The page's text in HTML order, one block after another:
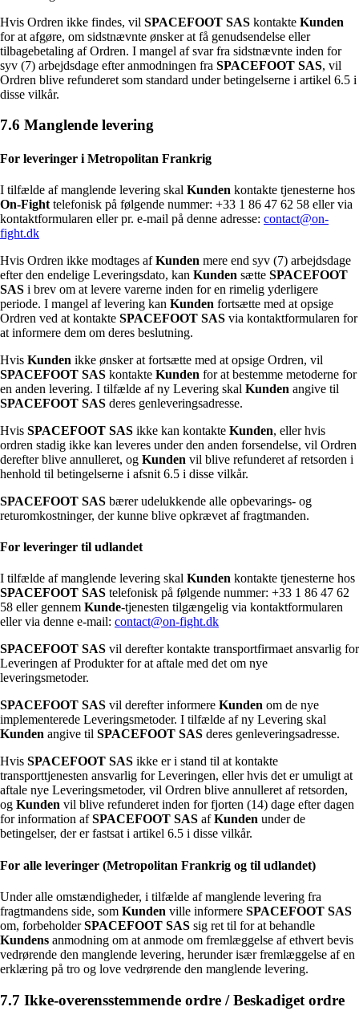
Hvis Ordren ikke findes, vil SPACEFOOT SAS kontakte Kunden
for at afgøre, om sidstnævnte ønsker at få genudsendelse eller
tilbagebetaling af Ordren. I mangel af svar fra sidstnævnte inden for
syv (7) arbejdsdage efter anmodningen fra SPACEFOOT SAS, vil
Ordren blive refunderet som standard under betingelserne i artikel 6.5 i
disse vilkår.
7.6 Manglende levering
For leveringer i Metropolitan Frankrig
I tilfælde af manglende levering skal Kunden kontakte tjenesterne hos
On-Fight telefonisk på følgende nummer: +33 1 86 47 62 58 eller via
kontaktformularen eller pr. e-mail på denne adresse: contact@on-
fight.dk
Hvis Ordren ikke modtages afKunden mere end syv (7) arbejdsdage
efter den endelige Leveringsdato, kan Kunden sætte SPACEFOOT
SAS i brev om at levere varerne inden for en rimelig yderligere
periode. I mangel af levering kan Kunden fortsætte med at opsige
Ordren ved at kontakte SPACEFOOT SAS via kontaktformularen for
at informere dem om deres beslutning.
Hvis Kunden ikke ønsker at fortsætte med at opsige Ordren, vil
SPACEFOOT SAS kontakte Kunden for at bestemme metoderne for
en anden levering. I tilfælde af ny Levering skal Kunden angive til
SPACEFOOT SAS deres genleveringsadresse.
Hvis SPACEFOOT SAS ikke kan kontakte Kunden, eller hvis
ordren stadig ikke kan leveres under den anden forsendelse, vil Ordren
derefter blive annulleret, og Kunden vil blive refunderet af retsorden i
henhold til betingelserne i afsnit 6.5 i disse vilkår.
SPACEFOOT SAS bærer udelukkende alle opbevarings- og
returomkostninger, der kunne blive opkrævet af fragtmanden.
For leveringer til udlandet
I tilfælde af manglende levering skal Kunden kontakte tjenesterne hos
SPACEFOOT SAS telefonisk på følgende nummer: +33 1 86 47 62
58 eller gennem Kunde-tjenesten tilgængelig via kontaktformularen
eller via denne e-mail: contact@on-fight.dk
SPACEFOOT SAS vil derefter kontakte transportfirmaet ansvarlig for
Leveringen af Produkter for at aftale med det om nye
leveringsmetoder.
SPACEFOOT SAS vil derefter informere Kunden om de nye
implementerede Leveringsmetoder. I tilfælde af ny Levering skal
Kunden angive til SPACEFOOT SAS deres genleveringsadresse.
Hvis SPACEFOOT SAS ikke er i stand til at kontakte
transporttjenesten ansvarlig for Leveringen, eller hvis det er umuligt at
aftale nye Leveringsmetoder, vil Ordren blive annulleret af retsorden,
og Kunden vil blive refunderet inden for fjorten (14) dage efter dagen
for information afSPACEFOOT SAS afKunden under de
betingelser, der er fastsat i artikel 6.5 i disse vilkår.
For alle leveringer (Metropolitan Frankrig og til udlandet)
Under alle omstændigheder, i tilfælde af manglende levering fra
fragtmandens side, som Kunden ville informere SPACEFOOT SAS
om, forbeholderSPACEFOOT SAS sig ret til for at behandle
Kundens anmodning om at anmode om fremlæggelse af ethvert bevis
vedrørende den manglende levering, herunder især fremlæggelse af en
erklæring på tro og love vedrørende den manglende levering.
7.7 Ikke-overensstemmende ordre / Beskadiget ordre